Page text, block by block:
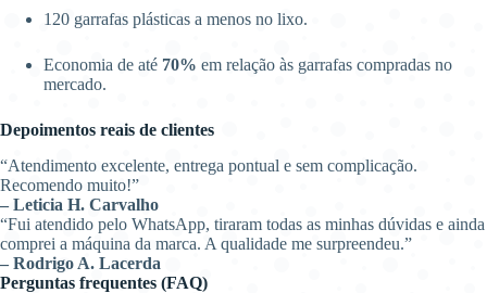
120 garrafas plásticas a menos no lixo.
Economia de até 70% em relação às garrafas compradas no
mercado.
Depoimentos reais de clientes
“Atendimento excelente, entrega pontual e sem complicação.
Recomendo muito!”
– Leticia H. Carvalho
“Fui atendido pelo WhatsApp, tiraram todas as minhas dúvidas e ainda
comprei a máquina da marca. A qualidade me surpreendeu.”
– Rodrigo A. Lacerda
Perguntas frequentes (FAQ)